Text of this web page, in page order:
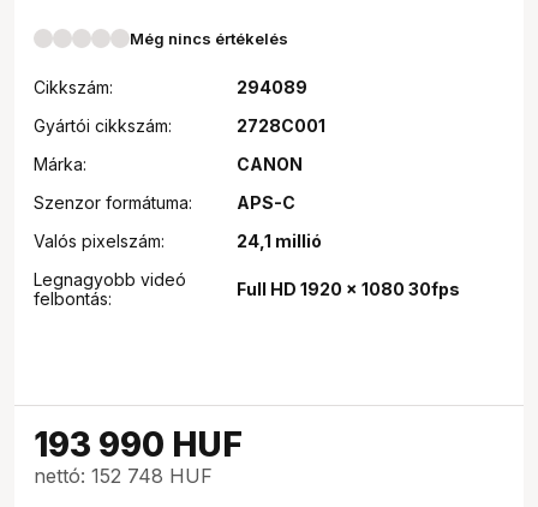
Még nincs értékelés
Cikkszám:
294089
Gyártói cikkszám:
2728C001
Márka:
CANON
Szenzor formátuma:
APS-C
Valós pixelszám:
24,1 millió
Legnagyobb videó
felbontás:
Full HD 1920 x 1080 30fps
193 990 HUF
nettó: 152 748 HUF